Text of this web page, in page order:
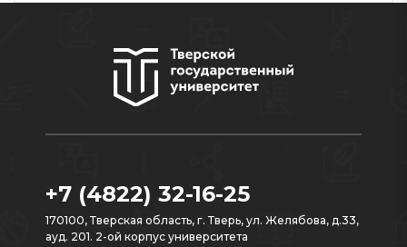
+7 (4822) 32-16-25
170100, Тверская область, г. Тверь, ул. Желябова, д.33,
ауд. 201. 2-ой корпус университета